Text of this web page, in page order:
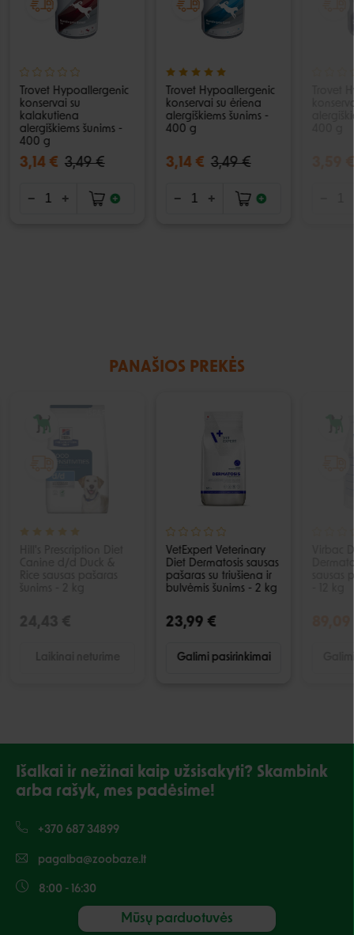
Trovet Hypoallergenic
konservai su
kalakutiena
alergiškiems šunims -
400 g
3,14 € 3,49 €
Trovet Hypoallergenic
konservai su ėriena
alergiškiems šunims -
400 g
3,14 € 3,49 € 3,59 €
PANAŠIOS PREKĖS
VetExpert Veterinary
Diet Dermatosis sausas
pašaras su triušiena ir
bulvėmis šunims - 2 kg
23,99 €
Galimi pasirinkimai
Virbac
sausas
Išalkai ir nežinai kaip užsisakyti? Skambink
arba rašyk, mes padėsime!
+370 687 34899
pagalba@zoobaze.lt
8:00 - 16:30
Mūsų parduotuvės